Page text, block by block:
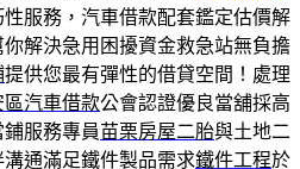
服務，汽車借款配套鑑定估價解
你解決急用困擾資金救急站無負擔
提供您最有彈性的借貸空間！處理
區汽車借款公會認證優良當舖採高
服務專員苗栗房屋二胎與土地二
通滿足鐵件製品需求鐵件工程於